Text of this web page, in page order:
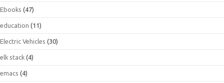
Ebooks (47)
education (11)
Electric Vehicles (30)
elk stack (4)
emacs (4)